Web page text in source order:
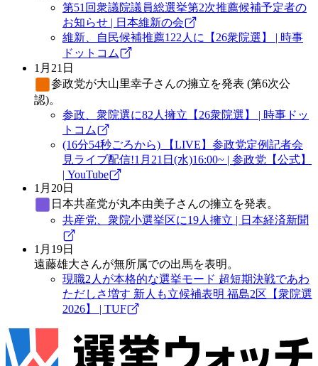
第51回衆議院議員総選挙第2次推薦候補予定者の
お知らせ | 日本維新の会
維新、自民候補推薦122人に【26衆院選】 | 時事
ドットコム
1月21日
参政党が大山里幸子さんの擁立を発表 (第6次公
認)。
参政、衆院選に82人擁立【26衆院選】 | 時事ドッ
トコム
(16分54秒ごろから) 【LIVE】参政党定例記者会
見ライブ配信!1月21日(水)16:00~ | 参政党【公式】
| YouTube
1月20日
日本共産党が丸本由美子さんの擁立を発表。
共産党、衆院小選挙区に19人擁立 | 日本経済新聞
1月19日
遠藤雄大さんが無所属での出馬を表明。
現職2人が本格的な選挙モード 超短期決戦であわ
ただしさ増す 新人も立候補表明 福島2区【衆院選
2026】 | TUF